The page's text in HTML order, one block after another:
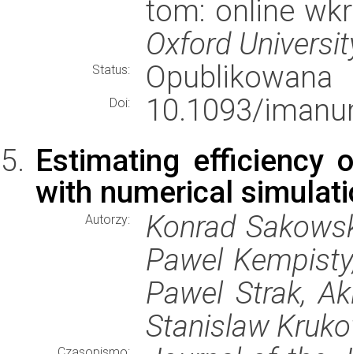
tom: online
Oxford
Status: Opublikowana
Doi:
10.1093/
Estimating efficiency
with numerical
Autorzy:
Konrad
Pawel
Pawel Strak,
Stanislaw